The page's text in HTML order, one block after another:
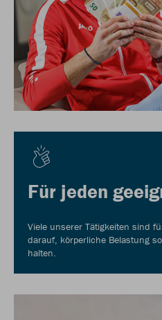
Für jeden
Viele unserer Tätigkeiten sind
darauf, körperliche Belastung
halten.